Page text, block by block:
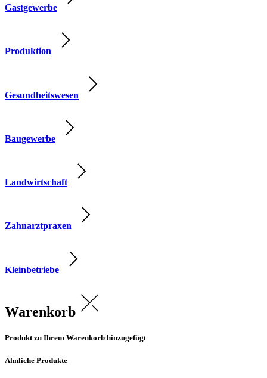
Gastgewerbe
Produktion
Gesundheitswesen
Baugewerbe
Landwirtschaft
Zahnarztpraxen
Kleinbetriebe
Warenkorb
Produkt zu Ihrem Warenkorb hinzugefügt
Ähnliche Produkte